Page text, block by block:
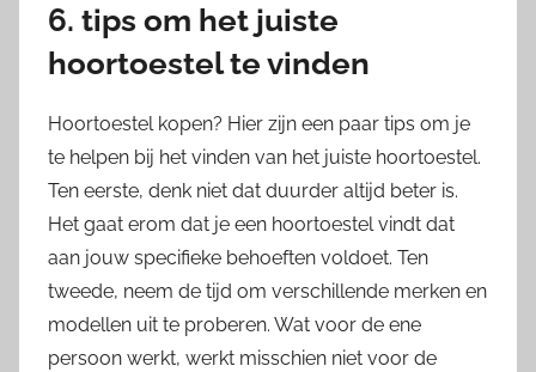
6. tips om het juiste
hoortoestel te vinden
Hoortoestel kopen? Hier zijn een paar tips om je
te helpen bij het vinden van het juiste hoortoestel.
Ten eerste, denk niet dat duurder altijd beter is.
Het gaat erom dat je een hoortoestel vindt dat
aan jouw specifieke behoeften voldoet. Ten
tweede, neem de tijd om verschillende merken en
modellen uit te proberen. Wat voor de ene
persoon werkt, werkt misschien niet voor de